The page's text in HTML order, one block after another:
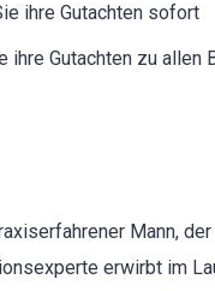
ihre Gutachten sofort
ihre Gutachten zu allen
Mann,
erwirbt im